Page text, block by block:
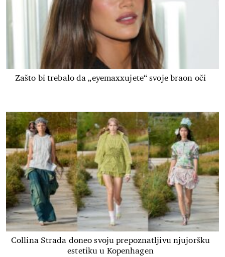
Zašto bi trebalo da „eyemaxxujete“ svoje braon oči
Collina Strada doneo svoju prepoznatljivu njujoršku
estetiku u Kopenhagen